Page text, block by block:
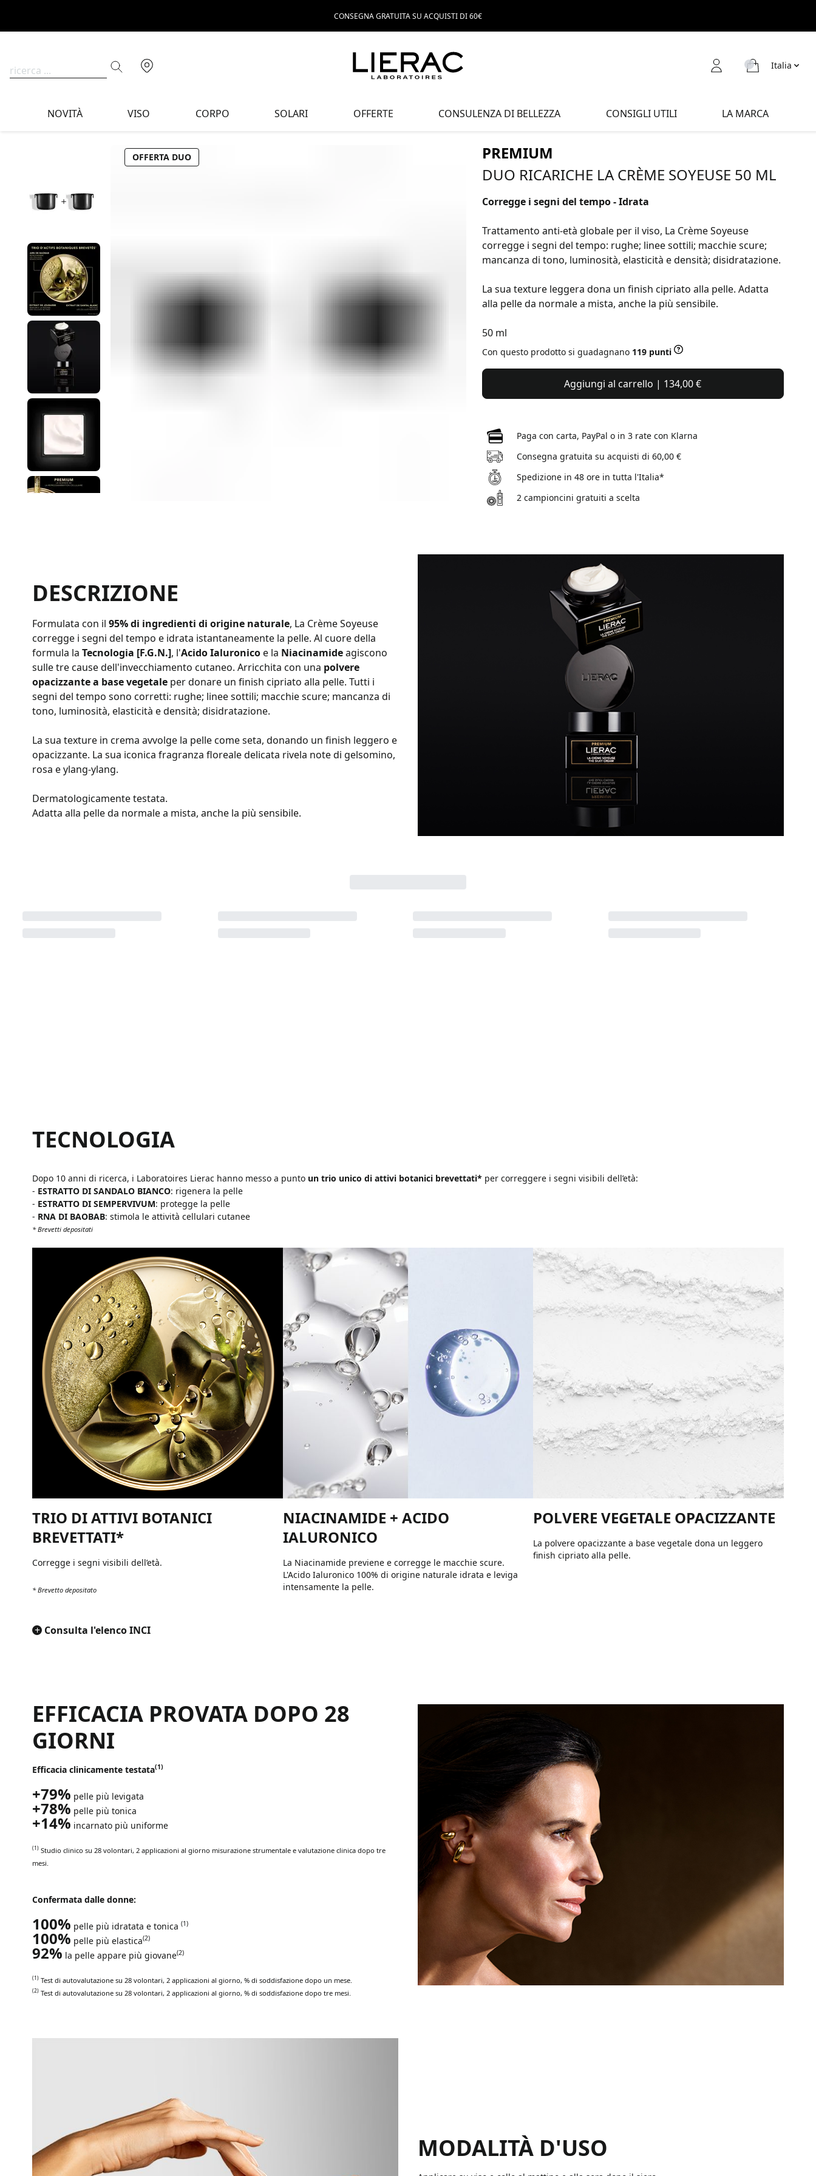
CONSEGNA GRATUITA SU ACQUISTI DI 60€
Italia
NOVITÀ VISO CORPO SOLARI OFFERTE CONSULENZA DI BELLEZZA CONSIGLI UTILI LA MARCA
OFFERTA DUO
PREMIUM
DUO RICARICHE LA CRÈME SOYEUSE 50 ML
Corregge i segni del tempo - Idrata
Trattamento anti-età globale per il viso, La Crème Soyeuse
corregge i segni del tempo: rughe; linee sottili; macchie scure;
mancanza di tono, luminosità, elasticità e densità; disidratazione.
La sua texture leggera dona un finish cipriato alla pelle. Adatta
alla pelle da normalea mista, anche la più sensibile.
50 ml
Con questo prodotto si guadagnano 119 punti
Aggiungi al carrello | 134,00 €
Paga con carta, PayPal o in 3 rate con Klarna
Consegna gratuita su acquisti di 60,00 €
Spedizione in 48 ore in tutta l'Italia*
2 campioncini gratuiti a scelta
DESCRIZIONE
Formulata con il 95% di ingredienti di origine naturale, La Crème Soyeuse
corregge i segni del tempo e idrata istantaneamente la pelle. Al cuore della
formula la Tecnologia [F.G.N.], l'Acido Ialuronicoe la Niacinamideagiscono
sulle tre cause dell'invecchiamento cutaneo. Arricchita con una polvere
opacizzante a base vegetale per donare un finish cipriato alla pelle. Tutti i
segni del tempo sono corretti: rughe; linee sottili; macchie scure; mancanza di
tono, luminosità, elasticità e densità; disidratazione.
La sua texture in crema avvolge la pelle come seta, donando un finish leggero e
opacizzante. La sua iconica fragranza floreale delicata rivela note di gelsomino,
rosa e ylang-ylang.
Dermatologicamente testata.
Adatta alla pelle da normalea mista, anche la più sensibile.
TECNOLOGIA
Dopo 10 anni di ricerca, i Laboratoires Lierac hanno messo a punto un trio unico di attivi botanici brevettati* per correggere i segni visibili dell’età:
- ESTRATTO DI SANDALO BIANCO: rigenera la pelle
- ESTRATTO DI SEMPERVIVUM: protegge la pelle
- RNA DI BAOBAB: stimola le attività cellulari cutanee
* Brevetti depositati
TRIO DI ATTIVI BOTANICI
BREVETTATI*
Corregge i segni visibili dell’età.
* Brevetto depositato
NIACINAMIDE + ACIDO
IALURONICO
La Niacinamide previene e corregge le macchie scure.
L'Acido Ialuronico 100% di origine naturale idrata e leviga
intensamente la pelle.
POLVERE VEGETALE OPACIZZANTE
La polvere opacizzante a base vegetale dona un leggero
finish cipriato alla pelle.
+ Consulta l'elenco INCI
EFFICACIA PROVATA DOPO 28
GIORNI
Efficacia clinicamente testata(1)
+79% pelle più levigata
+78% pelle più tonica
+14% incarnato più uniforme
(1) Studio clinico su 28 volontari, 2 applicazioni al giorno misurazione strumentale e valutazione clinica dopo tre
mesi.
Confermata dalle donne:
100% pelle più idratata e tonica (1)
100% pelle più elastica(2)
92% la pelle appare più giovane(2)
(1) Test di autovalutazione su 28 volontari, 2 applicazioni al giorno, % di soddisfazione dopo un mese
(2) Test di autovalutazione su 28 volontari, 2 applicazioni al giorno, % di soddisfazione dopo tre mesi
MODALITÀ D'USO